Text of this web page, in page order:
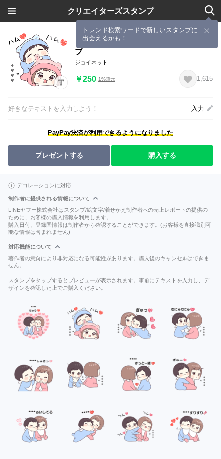
クリエイターズスタンプ
トレンド検索ワードで新しいスタンプに
出会えるかも！
ましまろベビーくんのカスタムスタン
プ
ジョイネット
￥250 1%還元 1,615
好きなテキストを入力しよう！ 入力
PayPay決済が利用できるようになりました
プレゼントする 購入する
デコレーションに対応
制作者に提供される情報について
LINEヤフー株式会社はスタンプ/絵文字/着せかえ制作者への売上レポートの提供の
ために、お客様の購入情報を利用します。
購入日付、登録国情報は制作者から確認することができます。(お客様を直接識別可
能な情報は含まれません)
対応機能について
著作者の意向により非対応になる可能性があります。購入後のキャンセルはできま
せん。
スタンプをタップするとプレビューが表示されます。事前にテキストを入力し、デ
ザインを確認した上でご購入ください。